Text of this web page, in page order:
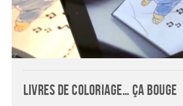
Livres de coloriage… ça bouge